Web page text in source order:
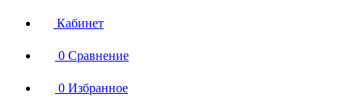
Кабинет
0 Сравнение
0 Избранное